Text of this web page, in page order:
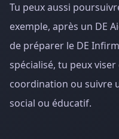
Tu peux aussi
exemple, après un DE
de préparer le DE
spécialisé, tu peux
coordination ou suivre
social ou éducatif.